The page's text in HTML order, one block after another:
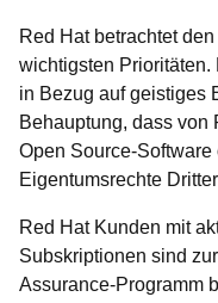
Red Hat betrachtet
wichtigsten Prioritäten.
in Bezug auf geistiges
Behauptung, dass von
Open Source-
Eigentumsrechte
Red Hat Kunden mit
Subskriptionen sind
Assurance-Programm